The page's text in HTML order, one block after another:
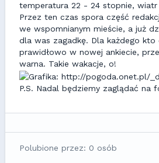
temperatura 22 - 24 stopnie, wiatr
Przez ten czas spora część
we wspomnianym mieście, a już
dla was zagadkę. Dla każdego kto
prawidłowo w nowej ankiecie,
warna. Takie wakacje, o!
P.S. Nadal będziemy zaglądać na
Polubione przez: 0 osób